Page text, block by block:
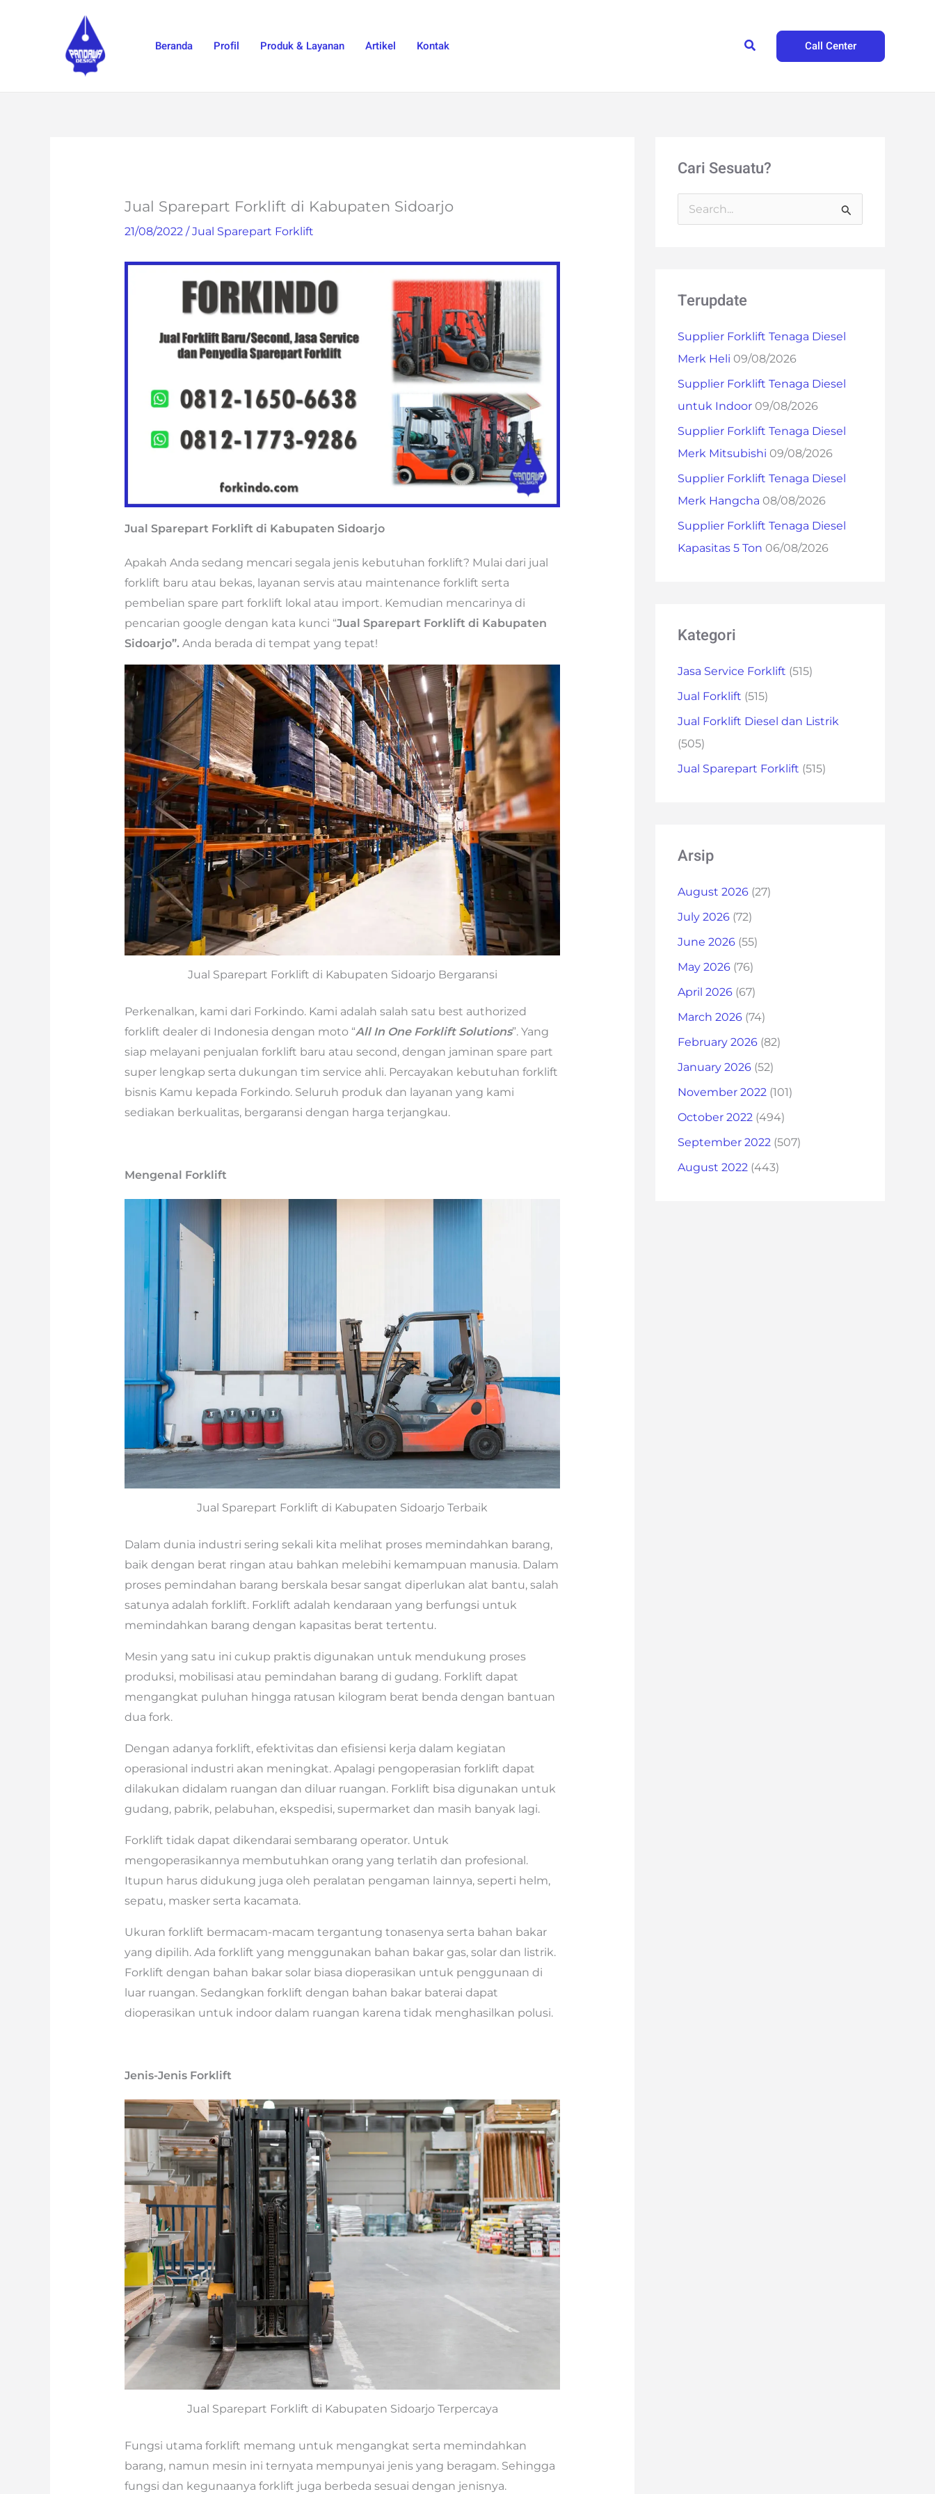
Beranda Profil Produk & Layanan Artikel Kontak Search Call Center
Jual Sparepart Forklift di Kabupaten Sidoarjo
21/08/2022 /Jual Sparepart Forklift
Jual Sparepart Forklift di Kabupaten Sidoarjo
Apakah Anda sedang mencari segala jenis kebutuhan forklift? Mulai dari jual
forklift baru atau bekas, layanan servis atau maintenance forklift serta
pembelian spare part forklift lokal atau import. Kemudian mencarinya di
pencarian google dengan kata kunci “Jual Sparepart Forklift di Kabupaten
Sidoarjo”. Anda berada di tempat yang tepat!
Jual Sparepart Forklift di Kabupaten Sidoarjo Bergaransi
Perkenalkan, kami dari Forkindo. Kami adalah salah satu best authorized
forklift dealer di Indonesia dengan moto “All In One Forklift Solutions”. Yang
siap melayani penjualan forklift baru atau second, dengan jaminan spare part
super lengkap serta dukungan tim service ahli. Percayakan kebutuhan forklift
bisnis Kamu kepada Forkindo. Seluruh produk dan layanan yang kami
sediakan berkualitas, bergaransi dengan harga terjangkau.
Mengenal Forklift
Jual Sparepart Forklift di Kabupaten Sidoarjo Terbaik
Dalam dunia industri sering sekali kita melihat proses memindahkan barang,
baik dengan berat ringan atau bahkan melebihi kemampuan manusia. Dalam
proses pemindahan barang berskala besar sangat diperlukan alat bantu, salah
satunya adalah forklift. Forklift adalah kendaraan yang berfungsi untuk
memindahkan barang dengan kapasitas berat tertentu.
Mesin yang satu ini cukup praktis digunakan untuk mendukung proses
produksi, mobilisasi atau pemindahan barang di gudang. Forklift dapat
mengangkat puluhan hingga ratusan kilogram berat benda dengan bantuan
dua fork.
Dengan adanya forklift, efektivitas dan efisiensi kerja dalam kegiatan
operasional industri akan meningkat. Apalagi pengoperasian forklift dapat
dilakukan didalam ruangan dan diluar ruangan. Forklift bisa digunakan untuk
gudang, pabrik, pelabuhan, ekspedisi, supermarket dan masih banyak lagi.
Forklift tidak dapat dikendarai sembarang operator. Untuk
mengoperasikannya membutuhkan orang yang terlatih dan profesional.
Itupun harus didukung juga oleh peralatan pengaman lainnya, seperti helm,
sepatu, masker serta kacamata.
Ukuran forklift bermacam-macam tergantung tonasenya serta bahan bakar
yang dipilih. Ada forklift yang menggunakan bahan bakar gas, solar dan listrik.
Forklift dengan bahan bakar solar biasa dioperasikan untuk penggunaan di
luar ruangan. Sedangkan forklift dengan bahan bakar baterai dapat
dioperasikan untuk indoor dalam ruangan karena tidak menghasilkan polusi.
Jenis-Jenis Forklift
Jual Sparepart Forklift di Kabupaten Sidoarjo Terpercaya
Fungsi utama forklift memang untuk mengangkat serta memindahkan
barang, namun mesin ini ternyata mempunyai jenis yang beragam. Sehingga
fungsi dan kegunaanya forklift juga berbeda sesuai dengan jenisnya.
Cari Sesuatu?
r
:
Terupdate
Supplier Forklift Tenaga Diesel
Merk Heli 09/08/2026
Supplier Forklift Tenaga Diesel
untuk Indoor 09/08/2026
Supplier Forklift Tenaga Diesel
Merk Mitsubishi 09/08/2026
Supplier Forklift Tenaga Diesel
Merk Hangcha 08/08/2026
Supplier Forklift Tenaga Diesel
Kapasitas 5 Ton 06/08/2026
Kategori
Jasa Service Forklift (515)
Jual Forklift (515)
Jual Forklift Diesel dan Listrik
(505)
Jual Sparepart Forklift (515)
Arsip
August 2026 (27)
July 2026 (72)
June 2026 (55)
May 2026 (76)
April 2026 (67)
March 2026 (74)
February 2026 (82)
January 2026 (52)
November 2022 (101)
October 2022 (494)
September 2022 (507)
August 2022 (443)